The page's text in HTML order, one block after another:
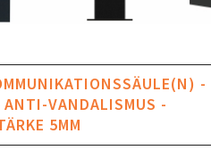
-
VANDALISMUS -
5MM